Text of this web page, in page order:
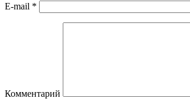
E-mail *
Комментарий